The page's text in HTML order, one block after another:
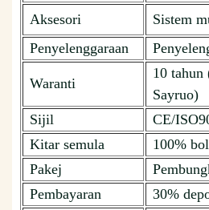
Aksesori
Sistem
Penyelenggaraan
Waranti
10 tahun
Sayruo)
Sijil
CE/
Kitar semula
100%
Pakej
Pembayaran
30%